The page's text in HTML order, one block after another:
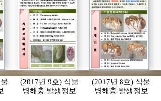
(2017년 9호) 식물
병해충 발생정보
(2017년 8호) 식물
병해충 발생정보